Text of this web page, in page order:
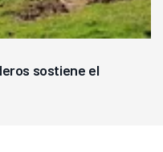
sostiene el